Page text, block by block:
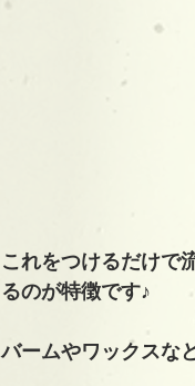
これをつけるだけで
るのが特徴です♪
バームやワックスな